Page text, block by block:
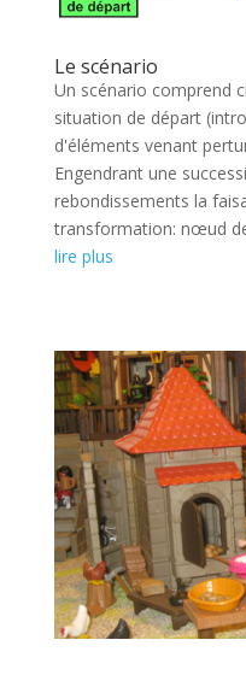
Le scénario
Un scénario comprend
situation de départ
d'éléments venant
Engendrant une
rebondissements la
transformation: nœud
lire plus